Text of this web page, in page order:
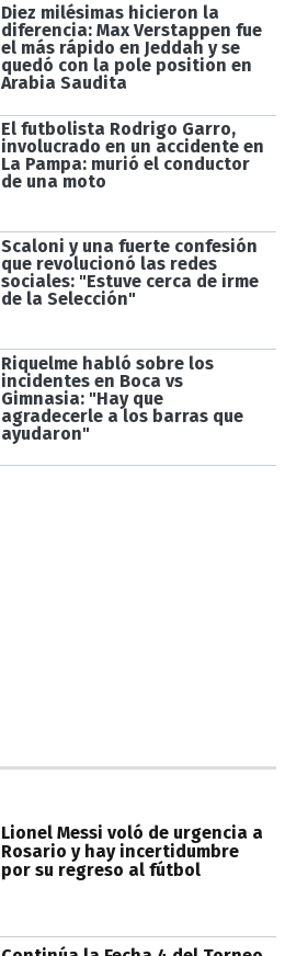
Diez milésimas hicieron la
diferencia: Max Verstappen fue
el más rápido en Jeddah y se
quedó con la pole position en
Arabia Saudita
El futbolista Rodrigo Garro,
involucrado en un accidente en
La Pampa: murió el conductor
de una moto
Scaloni y una fuerte confesión
que revolucionó las redes
sociales: "Estuve cerca de irme
de la Selección"
Riquelme habló sobre los
incidentes en Boca vs
Gimnasia: "Hay que
agradecerle a los barras que
ayudaron"
Lionel Messi voló de urgencia a
Rosario y hay incertidumbre
por su regreso al fútbol